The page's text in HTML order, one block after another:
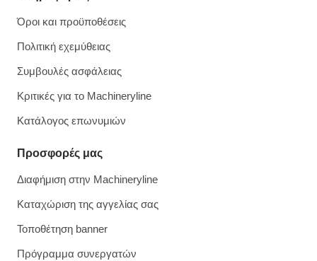
Όροι και προϋποθέσεις
Πολιτική εχεμύθειας
Συμβουλές ασφάλειας
Κριτικές για το Machineryline
Κατάλογος επωνυμιών
Προσφορές μας
Διαφήμιση στην Machineryline
Καταχώριση της αγγελίας σας
Τοποθέτηση banner
Πρόγραμμα συνεργατών